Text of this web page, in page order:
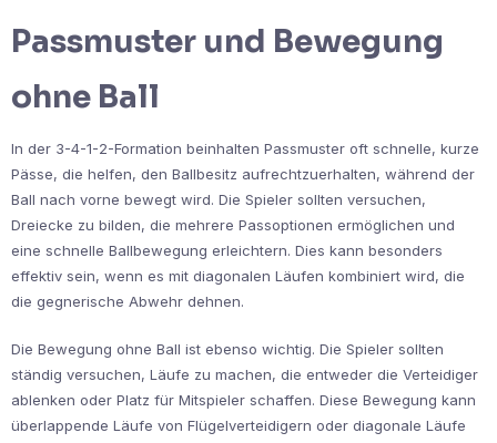
Passmuster und Bewegung
ohne Ball
In der 3-4-1-2-Formation beinhalten Passmuster oft schnelle, kurze
Pässe, die helfen, den Ballbesitz aufrechtzuerhalten, während der
Ball nach vorne bewegt wird. Die Spieler sollten versuchen,
Dreiecke zu bilden, die mehrere Passoptionen ermöglichen und
eine schnelle Ballbewegung erleichtern. Dies kann besonders
effektiv sein, wenn es mit diagonalen Läufen kombiniert wird, die
die gegnerische Abwehr dehnen.
Die Bewegung ohne Ball ist ebenso wichtig. Die Spieler sollten
ständig versuchen, Läufe zu machen, die entweder die Verteidiger
ablenken oder Platz für Mitspieler schaffen. Diese Bewegung kann
überlappende Läufe von Flügelverteidigern oder diagonale Läufe